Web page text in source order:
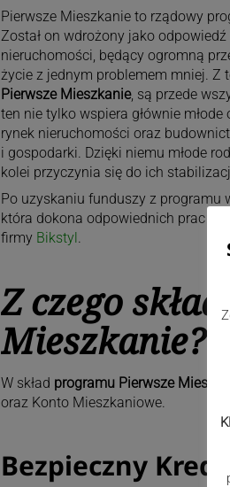
Pierwsze Mieszkanie to rządowy
Został on wdrożony jako
nieruchomości, będący ogromną
życie z jednym problemem mniej. Z
Pierwsze Mieszkanie, są przede
ten nie tylko wspiera głównie
rynek nieruchomości oraz
i gospodarki. Dzięki niemu młode
kolei przyczynia się do ich
Po uzyskaniu funduszy z
która dokona odpowiednich prac
firmy Bikstyl.
Z czego
Mieszkanie?
W skład programu Pierwsze
oraz Konto Mieszkaniowe.
Bezpieczny